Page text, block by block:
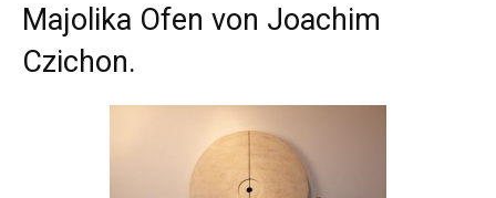
Majolika Ofen von Joachim
Czichon.